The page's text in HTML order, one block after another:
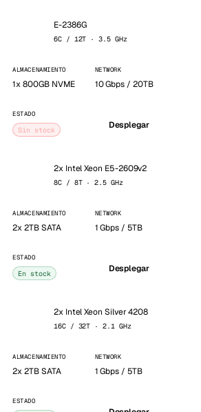
E-2386G
6C / 12T · 3.5 GHz
ALMACENAMIENTO
1x 800GB NVME
NETWORK
10 Gbps / 20TB
ESTADO
Sin stock Desplegar
2x Intel Xeon E5-2609v2
8C / 8T · 2.5 GHz
ALMACENAMIENTO
2x 2TB SATA
NETWORK
1 Gbps / 5TB
ESTADO
En stock Desplegar
2x Intel Xeon Silver 4208
16C / 32T · 2.1 GHz
ALMACENAMIENTO
2x 2TB SATA
NETWORK
1 Gbps / 5TB
ESTADO